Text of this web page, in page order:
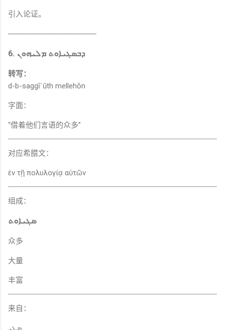
引入论证。
────────────────
6. ܕܒܣܓܝܐܘܬ ܡܠܝܗܘܢ
转写：
d-b-saggīʾūth mellehōn
字面：
“借着他们言语的众多”
对应希腊文：
ἐν τῇ πολυλογίᾳ αὐτῶν
组成：
ܣܓܝܐܘܬ
众多
大量
丰富
来自：
ܣܓܝ